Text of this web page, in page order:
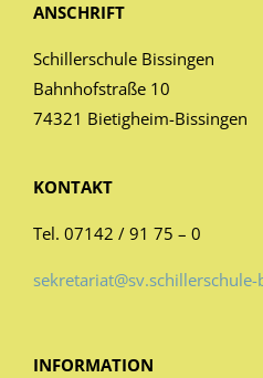
ANSCHRIFT
Schillerschule Bissingen
Bahnhofstraße 10
74321 Bietigheim-Bissingen
KONTAKT
Tel. 07142 / 91 75 – 0
INFORMATION